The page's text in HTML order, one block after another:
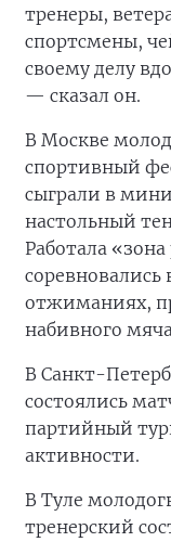
тренеры,
спортсмены,
своему делу
— сказал он.
В Москве
спортивный
сыграли в
настольный
Работала
соревновались
отжиманиях,
набивного
В Санкт-
состоялись
партийный
активности.
В Туле
тренерский